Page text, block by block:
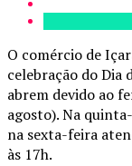
O comércio de
celebração do Dia
abrem devido ao
agosto). Na
na sexta-feira
às 17h.